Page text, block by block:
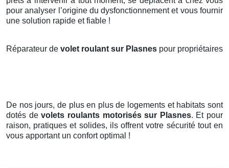
pour analyser l’origine du dysfonctionnement et vous fournir
une solution rapide et fiable !
Réparateur de volet roulant sur Plasnes pour propriétaires
De nos jours, de plus en plus de logements et habitats sont
dotés devolets roulants motorisés sur Plasnes. Et pour
raison, pratiques et solides, ils offrent votre sécurité tout en
vous apportant un confort optimal !